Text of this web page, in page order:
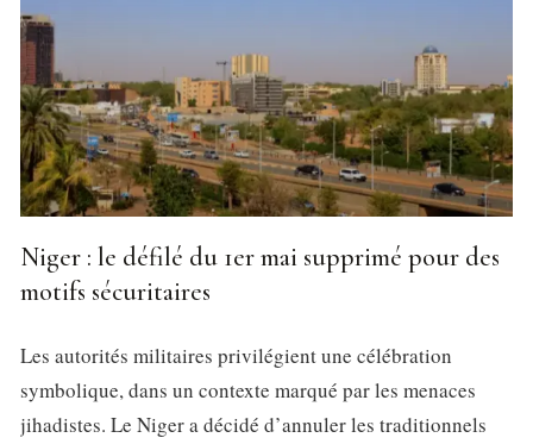
Niger : le défilé du 1er mai supprimé pour des
motifs sécuritaires
Les autorités militaires privilégient une célébration
symbolique, dans un contexte marqué par les menaces
jihadistes. Le Niger a décidé d’annuler les traditionnels